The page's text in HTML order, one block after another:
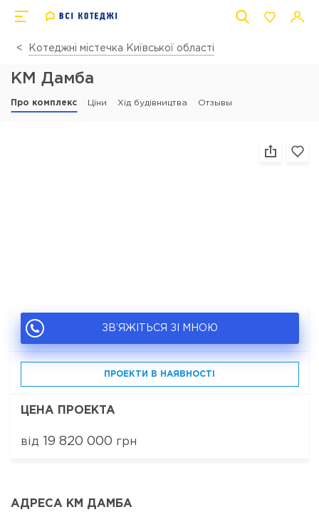
Котеджні містечка Київської області
КМ Дамба
Про комплекс Ціни Хід будівництва Отзывы
ЗВ’ЯЖІТЬСЯ ЗІ МНОЮ
ПРОЕКТИ В НАЯВНОСТІ
ЦЕНА ПРОЕКТА
від 19 820 000 грн
АДРЕСА КМ ДАМБА